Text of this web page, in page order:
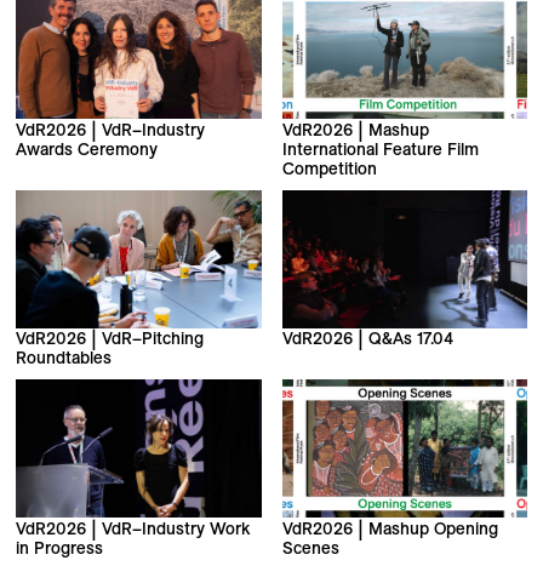
VdR2026 | VdR–Industry
Awards Ceremony
VdR2026 | Mashup
International Feature Film
Competition
VdR2026 | VdR–Pitching
Roundtables
VdR2026 | Q&As 17.04
VdR2026 | VdR–Industry Work
in Progress
VdR2026 | Mashup Opening
Scenes